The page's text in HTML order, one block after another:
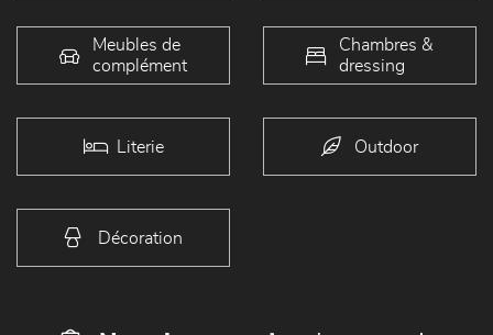
Meubles de
complément
Chambres &
dressing
Literie Outdoor
Décoration